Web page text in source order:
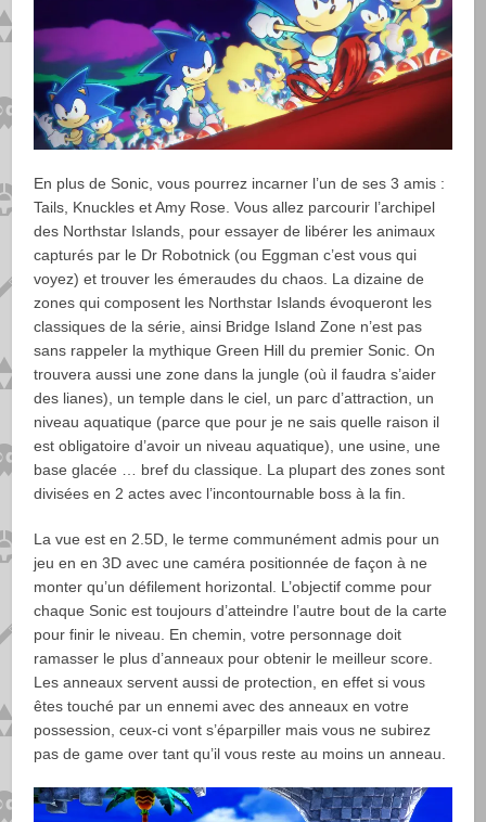
En plus de Sonic, vous pourrez incarner l’un de ses 3 amis :
Tails, Knuckles et Amy Rose. Vous allez parcourir l’archipel
des Northstar Islands, pour essayer de libérer les animaux
capturés par le Dr Robotnick (ou Eggman c’est vous qui
voyez) et trouver les émeraudes du chaos. La dizaine de
zones qui composent les Northstar Islands évoqueront les
classiques de la série, ainsi Bridge Island Zone n’est pas
sans rappeler la mythique Green Hill du premier Sonic. On
trouvera aussi une zone dans la jungle (où il faudra s’aider
des lianes), un temple dans le ciel, un parc d’attraction, un
niveau aquatique (parce que pour je ne sais quelle raison il
est obligatoire d’avoir un niveau aquatique), une usine, une
base glacée … bref du classique. La plupart des zones sont
divisées en 2 actes avec l’incontournable boss à la fin.
La vue est en 2.5D, le terme communément admis pour un
jeu en en 3D avec une caméra positionnée de façon à ne
monter qu’un défilement horizontal. L’objectif comme pour
chaque Sonic est toujours d’atteindre l’autre bout de la carte
pour finir le niveau. En chemin, votre personnage doit
ramasser le plus d’anneaux pour obtenir le meilleur score.
Les anneaux servent aussi de protection, en effet si vous
êtes touché par un ennemi avec des anneaux en votre
possession, ceux-ci vont s’éparpiller mais vous ne subirez
pas de game over tant qu’il vous reste au moins un anneau.